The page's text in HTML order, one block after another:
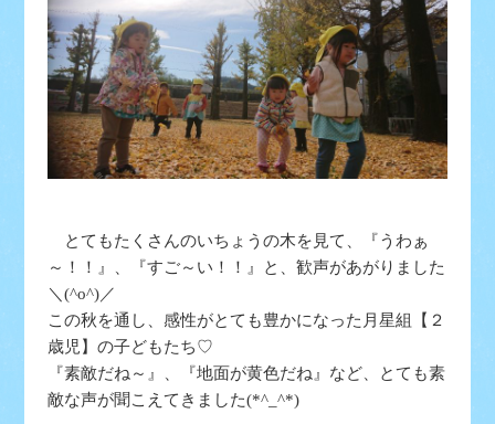
とてもたくさんのいちょうの木を見て、『うわぁ
～！！』、『すご～い！！』と、歓声があがりました
＼(^o^)／
この秋を通し、感性がとても豊かになった月星組【２
歳児】の子どもたち♡
『素敵だね～』、『地面が黄色だね』など、とても素
敵な声が聞こえてきました(*^_^*)